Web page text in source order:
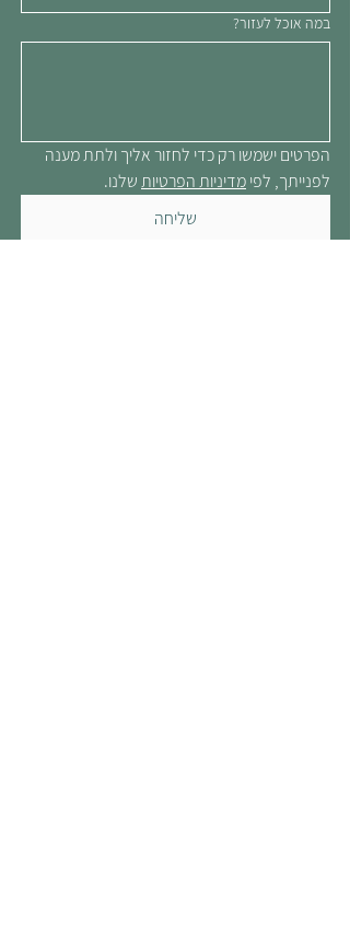
במה אוכל לעזור?
לפנייתך, לפי מדיניות הפרטיות שלנו.
שליחה